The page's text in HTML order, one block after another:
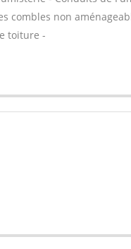
combles non
toiture -